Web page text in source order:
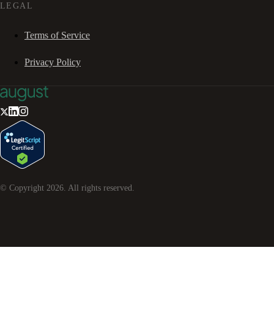
LEGAL
Terms of Service
Privacy Policy
© Copyright 2026 . All rights reserved.